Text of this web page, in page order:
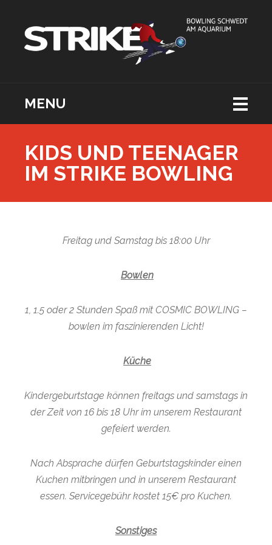
MENU
KIDS UND TEENAGER
IM STRIKE BOWLING
Freitag und Samstag bis 18:00 Uhr
Bowlen
1, 1.5 oder 2 Stunden Spaß mit COSMIC BOWLING –
bowlen im faszinierenden Licht!
Küche
Kindergeburtstage können freitags und samstags in
der Zeit von 16 bis 18 Uhr im unserem Restaurant
gefeiert werden.
Nach Absprache dürfen Geburtstagskinder einen
Kuchen mitbringen und in unserem Restaurant
essen. Servicegebühr kostet 15€ pro Kuchen.
Sonstiges